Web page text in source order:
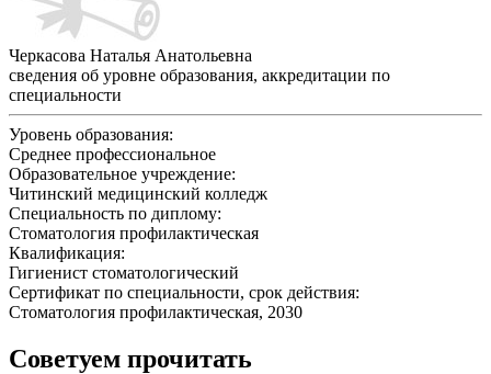
Черкасова Наталья Анатольевна
сведения об уровне образования, аккредитации по
специальности
Уровень образования:
Среднее профессиональное
Образовательное учреждение:
Читинский медицинский колледж
Специальность по диплому:
Стоматология профилактическая
Квалификация:
Гигиенист стоматологический
Сертификат по специальности, срок действия:
Стоматология профилактическая, 2030
Советуем прочитать